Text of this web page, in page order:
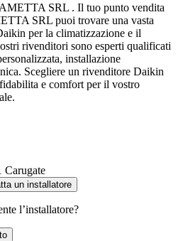
SRL . Il tuo punto vendita
SRL puoi trovare una vasta
per la climatizzazione e il
rivenditori sono esperti qualificati
installazione
Scegliere un rivenditore Daikin
e comfort per il vostro
Carugate
un installatore
l’installatore?